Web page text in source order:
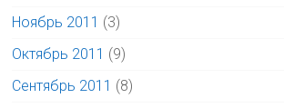
Ноябрь 2011 (3)
Октябрь 2011 (9)
Сентябрь 2011 (8)